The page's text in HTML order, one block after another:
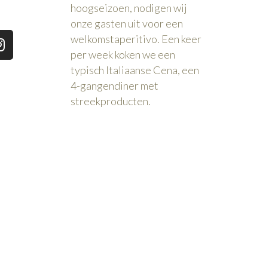
hoogseizoen, nodigen wij
onze gasten uit voor een
welkomstaperitivo. Een keer
per week koken we een
typisch Italiaanse Cena, een
4-gangendiner met
streekproducten.